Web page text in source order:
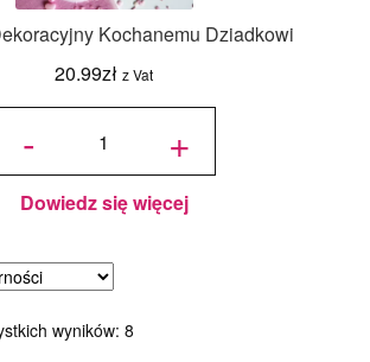
Kochanemu Dziadkowi
20.99zł z Vat
-
ilość
Kochanemu
Dziadkowi +
Dowiedz się więcej
wyników: 8Posortowane